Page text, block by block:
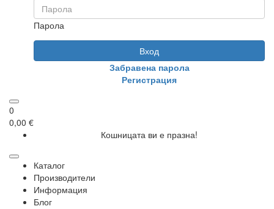
Парола
Вход
Забравена парола
Регистрация
0
0,00 €
Кошницата ви е празна!
Каталог
Производители
Информация
Блог